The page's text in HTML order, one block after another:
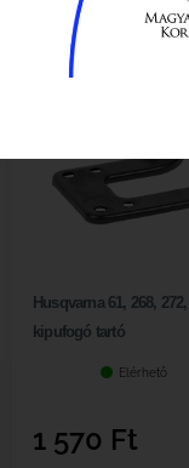
Husqvarna 61, 268,
kipufogó tartó
Elérhető
1 570 Ft